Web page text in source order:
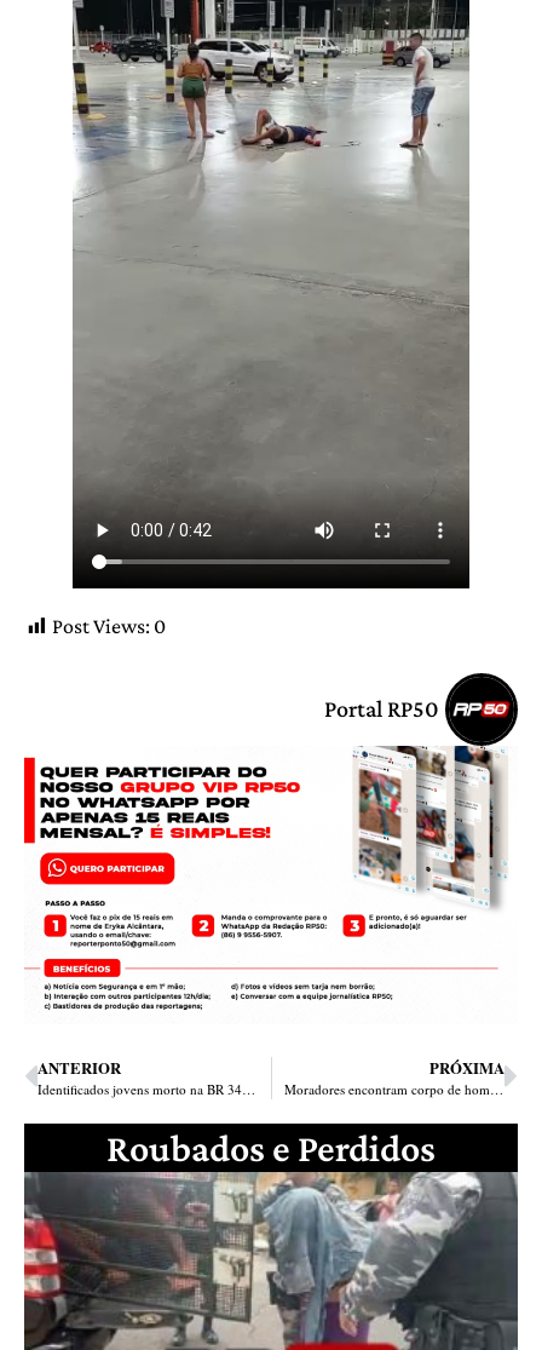
Post Views: 0
Portal RP50
ANTERIOR
Identificados jovens morto na BR 343; eram irmãos e iam a Sigefredo Pacheco ver a mãe
PRÓXIMA
Moradores encontram corpo de homem nas hortas da região do bairro Dirceu em Teresina
Roubados e Perdidos